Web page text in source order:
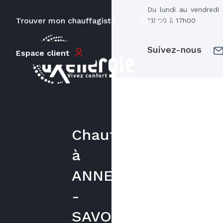
Trouver mon chauffagiste Carrières
Espace client
Chauffagiste
à
ANNECY
-
SAVOIE
Du lundi au
13h00 à 17h00
Suivez-nous